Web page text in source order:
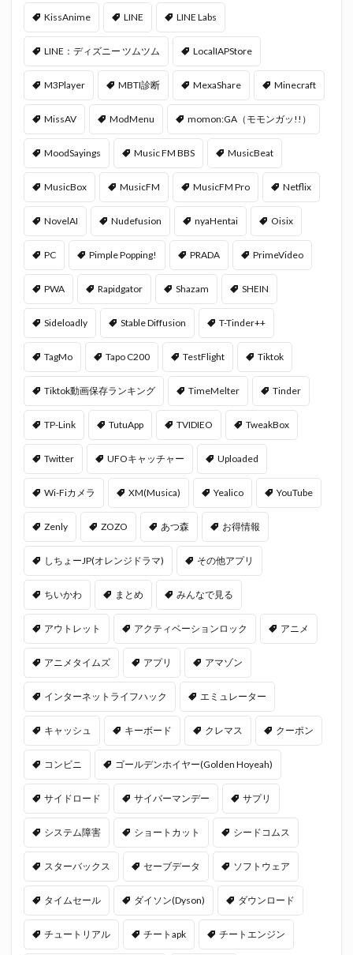
KissAnime LINE LINE Labs
LINE：ディズニー ツムツム LocalIAPStore
M3Player MBTI診断 MexaShare Minecraft
MissAV ModMenu momon:GA（モモンガッ!!）
MoodSayings Music FM BBS MusicBeat
MusicBox MusicFM MusicFM Pro Netflix
NovelAI Nudefusion nyaHentai Oisix
PC Pimple Popping! PRADA PrimeVideo
PWA Rapidgator Shazam SHEIN
Sideloadly Stable Diffusion T-Tinder++
TagMo Tapo C200 TestFlight Tiktok
Tiktok動画保存ランキング TimeMelter Tinder
TP-Link TutuApp TVIDIEO TweakBox
Twitter UFOキャッチャー Uploaded
Wi-Fiカメラ XM(Musica) Yealico YouTube
Zenly ZOZO あつ森 お得情報
しちょーJP(オレンジドラマ) その他アプリ
ちいかわ まとめ みんなで見る
アウトレット アクティベーションロック アニメ
アニメタイムズ アプリ アマゾン
インターネットライフハック エミュレーター
キャッシュ キーボード クレマス クーポン
コンビニ ゴールデンホイヤー(Golden Hoyeah)
サイドロード サイバーマンデー サプリ
システム障害 ショートカット シードコムス
スターバックス セーブデータ ソフトウェア
タイムセール ダイソン(Dyson) ダウンロード
チュートリアル チートapk チートエンジン